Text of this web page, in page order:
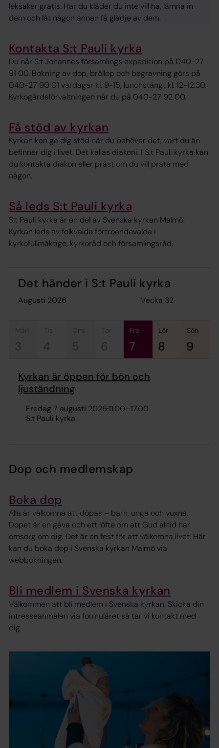
leksaker gratis. Har du kläder du inte vill ha, lämna in
dem och låt någon annan få glädje av dem.
Kontakta S:t Pauli kyrka
Du når S:t Johannes församlings expedition på 040-27
91 00. Bokning av dop, bröllop och begravning görs på
040-27 90 01 vardagar kl. 9-15, lunchstängt kl. 12-12.30.
Kyrkogårdsförvaltningen når du på 040-27 92 00.
Få stöd av kyrkan
Kyrkan kan ge dig stöd när du behöver det, vart du än
befinner dig i livet. Det kallas diakoni. I S:t Pauli kyrka kan
du kontakta diakon eller präst om du vill prata med
någon.
Så leds S:t Pauli kyrka
S:t Pauli kyrka är en del av Svenska kyrkan Malmö.
Kyrkan leds av folkvalda förtroendevalda i
kyrkofullmäktige, kyrkoråd och församlingsråd.
Det händer i S:t Pauli kyrka
augusti 2026 Vecka 32
tis
4
tor
6
fre
7
lör
8
sön
9
Kyrkan är öppen för bön och
ljuständning
fredag 7 augusti 2026·11.00–17.00
S:t Pauli kyrka
Dop och medlemskap
Boka dop
Alla är välkomna att döpas – barn, unga och vuxna.
Dopet är en gåva och ett löfte om att Gud alltid har
omsorg om dig. Det är en fest för att välkomna livet. Här
kan du boka dop i Svenska kyrkan Malmö via
webbokningen.
Bli medlem i Svenska kyrkan
Välkommen att bli medlem i Svenska kyrkan. Skicka din
intresseanmälan via formuläret så tar vi kontakt med
dig.